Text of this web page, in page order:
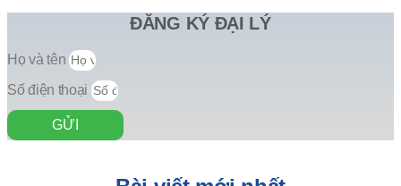
ĐĂNG KÝ ĐẠI LÝ
Họ và tên
Số điện thoại
GỬI